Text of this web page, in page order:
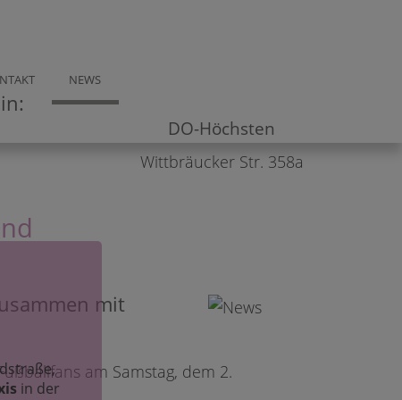
DO-Höchsten
Wittbräucker Str. 358a
in der
NEWS
mit
am Samstag, dem 2.